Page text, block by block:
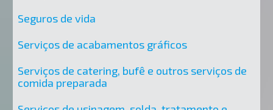
Seguros de vida
Serviços de acabamentos gráficos
Serviços de catering, bufê e outros serviços de
comida preparada